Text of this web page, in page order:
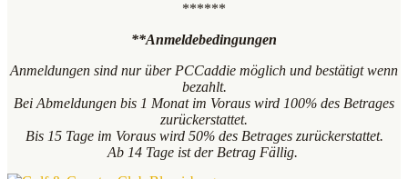
******
**Anmeldebedingungen
Anmeldungen sind nur über PCCaddie möglich und bestätigt wenn
bezahlt.
Bei Abmeldungen bis 1 Monat im Voraus wird 100% des Betrages
zurückerstattet.
Bis 15 Tage im Voraus wird 50% des Betrages zurückerstattet.
Ab 14 Tage ist der Betrag Fällig.